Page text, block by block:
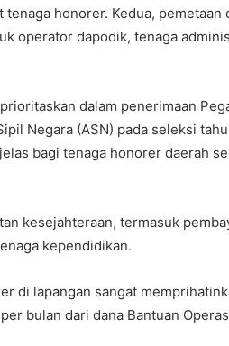
honorer. Kedua, pemetaan
operator dapodik, tenaga
dalam penerimaan
Negara (ASN) pada seleksi
bagi tenaga honorer daerah
kesejahteraan, termasuk
kependidikan.
di lapangan sangat
bulan dari dana Bantuan